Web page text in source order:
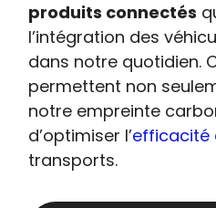
produits connectés
l’intégration des
dans notre quotidien.
permettent non
notre empreinte
d’optimiser l’efficacité
transports.